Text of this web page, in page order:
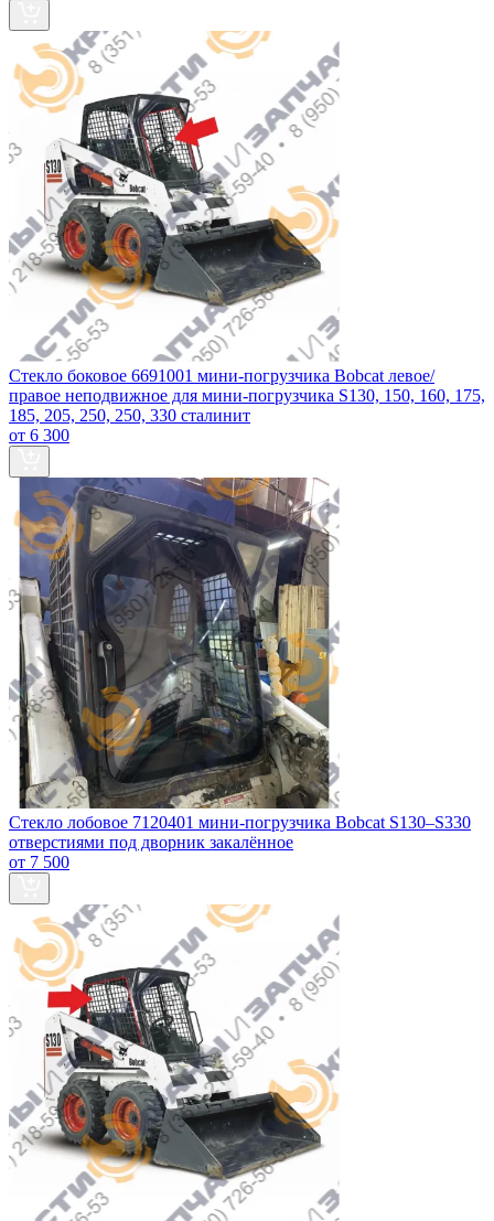
Стекло боковое 6691001 мини-погрузчика Bobcat левое/
правое неподвижное для мини-погрузчика S130, 150, 160, 175,
185, 205, 250, 250, 330 сталинит
от 6 300
Стекло лобовое 7120401 мини-погрузчика Bobcat S130–S330
отверстиями под дворник закалённое
от 7 500